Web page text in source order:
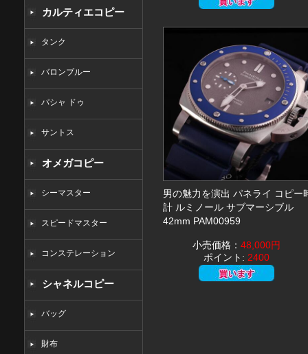
カルティエコピー
タンク
バロンブルー
パシャ ドゥ
サントス
オメガコピー
シーマスター
スピードマスター
コンステレーション
シャネルコピー
バッグ
財布
男の魅力を演出 パネライ コピー
計 ルミノール サブマーシブル
42mm PAM00959
小売価格： 48,000円
ポイント: 2400